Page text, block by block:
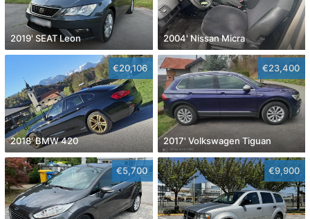
2019' SEAT Leon 2004' Nissan Micra
€20,106
2018' BMW 420
€23,400
2017' Volkswagen Tiguan
€5,700 €9,900